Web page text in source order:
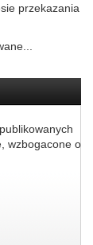
przekazania
wzbogacone o